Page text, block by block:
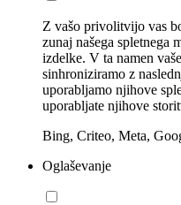
Z vašo privolitvijo vas
zunaj našega spletnega
izdelke. V ta namen
sinhroniziramo z
uporabljamo njihove
uporabljate njihove
Bing, Criteo, Meta,
Oglaševanje